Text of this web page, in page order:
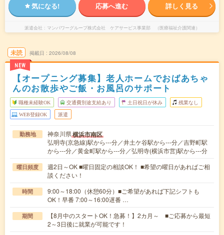
気になる! 応募へ進む 詳しく見る
派遣会社 マンパワーグループ株式会社 ケアサービス事業部 （医療福祉介護関連）
未読
NEW
掲載日 2026/08/08
【オープニング募集】老人ホームでおばあちゃ
んのお散歩やご飯・お風呂のサポート
職種未経験OK 交通費別途支給あり 土日祝日が休み 残業なし
WEB登録OK 派遣
勤務地 神奈川県横浜市南区
弘明寺(京急線)駅から---分／井土ケ谷駅から---分／吉野町駅
から---分／黄金町駅から---分／弘明寺(横浜市営)駅から---分
曜日頻度
週2日～OK ■曜日固定の相談OK！ ■希望の曜日があればご相
談ください！
時間
9:00～18:00（休憩60分）■ご希望があれば下記シフトも
OK！早番 7:00～16:00遅番 …
期間
【8月中のスタートOK！急募！】2カ月～ ■ご応募から最短
2～3日後に就業が可能です！